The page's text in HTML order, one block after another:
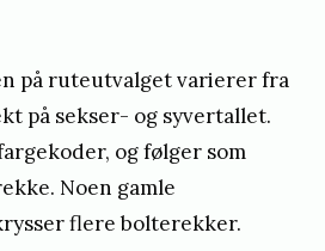
på ruteutvalget varierer fra
på sekser- og syvertallet.
og følger som
Noen gamle
flere bolterekker.